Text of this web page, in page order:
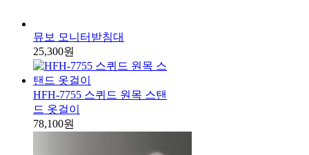
뮤보 모니터받침대
25,300원
HFH-7755 스퀴드 원목 스탠
드 옷걸이
78,100원